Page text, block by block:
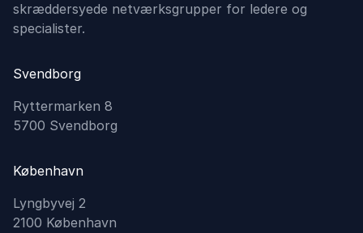
skræddersyede netværksgrupper for ledere og
specialister.
Svendborg
Ryttermarken 8
5700 Svendborg
København
Lyngbyvej 2
2100 København